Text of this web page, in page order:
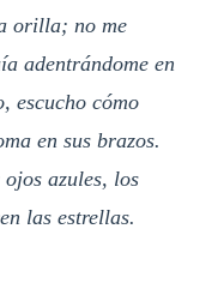
orilla; no me
adentrándome en
escucho cómo
en sus brazos.
azules, los
las estrellas.